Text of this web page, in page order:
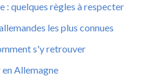
: quelques règles à respecter
les plus connues
s'y retrouver
Allemagne